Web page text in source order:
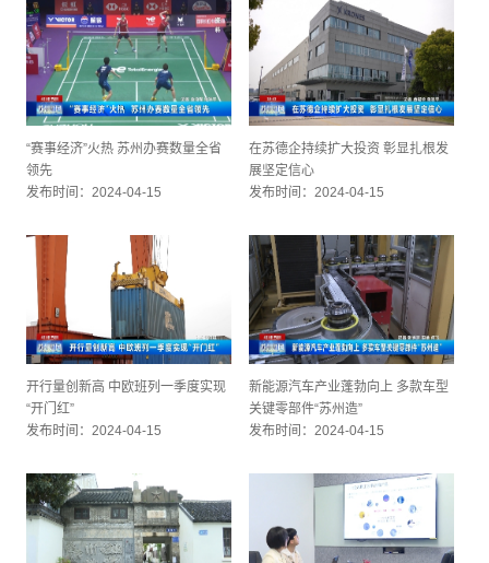
“赛事经济”火热 苏州办赛数量全省
领先
发布时间：2024-04-15
在苏德企持续扩大投资 彰显扎根发
展坚定信心
发布时间：2024-04-15
开行量创新高 中欧班列一季度实现
“开门红”
发布时间：2024-04-15
新能源汽车产业蓬勃向上 多款车型
关键零部件“苏州造”
发布时间：2024-04-15